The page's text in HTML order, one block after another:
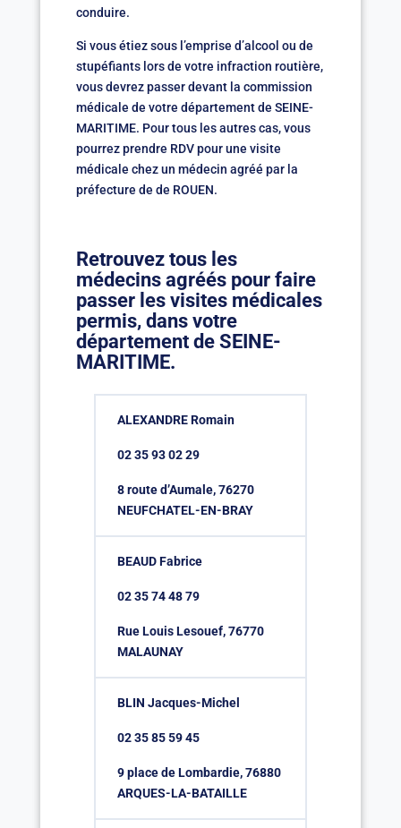
conduire.
Si vous étiez sous l’emprise d’alcool ou de
stupéfiants lors de votre infraction routière,
vous devrez passer devant la commission
médicale de votre département de SEINE-
MARITIME. Pour tous les autres cas, vous
pourrez prendre RDV pour une visite
médicale chez un médecin agréé par la
préfecture de de ROUEN.
Retrouvez tous les
médecins agréés pour faire
passer les visites médicales
permis, dans votre
département de SEINE-
MARITIME.
ALEXANDRE Romain
02 35 93 02 29
8 route d’Aumale, 76270
NEUFCHATEL-EN-BRAY
BEAUD Fabrice
02 35 74 48 79
Rue Louis Lesouef, 76770
MALAUNAY
BLIN Jacques-Michel
02 35 85 59 45
9 place de Lombardie, 76880
ARQUES-LA-BATAILLE